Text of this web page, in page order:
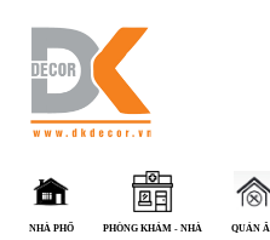
NHÀ PHỐ
PHÒNG KHÁM - NHÀ
QUÁN ĂN